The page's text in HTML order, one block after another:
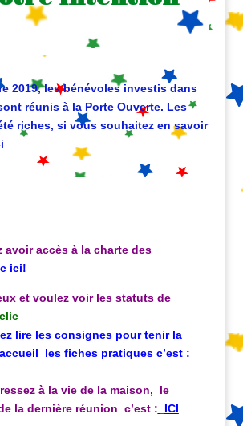
2019, les bénévoles investis dans
réunis à la Porte Ouverte. Les
riches, si vous souhaitez en savoir
avoir accès à la charte des
ici!
et voulez voir les statuts de
clic
lire les consignes pour tenir la
les fiches pratiques c’est :
à la vie de la maison, le
la dernière réunion c’est :
ICI